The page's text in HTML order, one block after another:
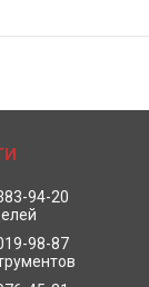
94-20
98-87